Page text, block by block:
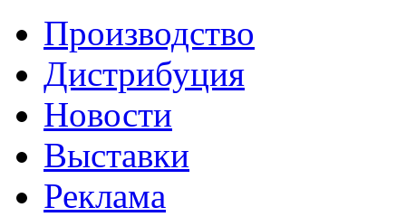
Производство
Дистрибуция
Новости
Выставки
Реклама